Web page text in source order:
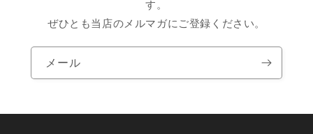
す。
ぜひとも当店のメルマガにご登録ください。
メール